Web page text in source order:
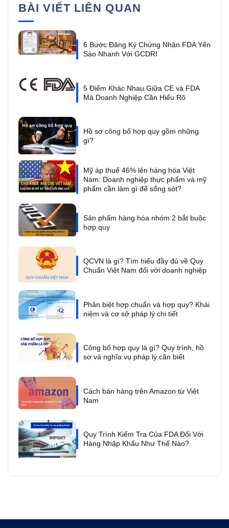
BÀI VIẾT LIÊN QUAN
6 Bước Đăng Ký Chứng Nhận FDA Yến
Sào Nhanh Với GCDRI
5 Điểm Khác Nhau Giữa CE và FDA
Mà Doanh Nghiệp Cần Hiểu Rõ
Hồ sơ công bố hợp quy gồm những
gì?
Mỹ áp thuế 46% lên hàng hóa Việt
Nam: Doanh nghiệp thực phẩm và mỹ
phẩm cần làm gì để sống sót?
Sản phẩm hàng hóa nhóm 2 bắt buộc
hợp quy
QCVN là gì? Tìm hiểu đầy đủ về Quy
Chuẩn Việt Nam đối với doanh nghiệp
Phân biệt hợp chuẩn và hợp quy? Khái
niệm và cơ sở pháp lý chi tiết
Công bố hợp quy là gì? Quy trình, hồ
sơ và nghĩa vụ pháp lý cần biết
Cách bán hàng trên Amazon từ Việt
Nam
Quy Trình Kiểm Tra Của FDA Đối Với
Hàng Nhập Khẩu Như Thế Nào?